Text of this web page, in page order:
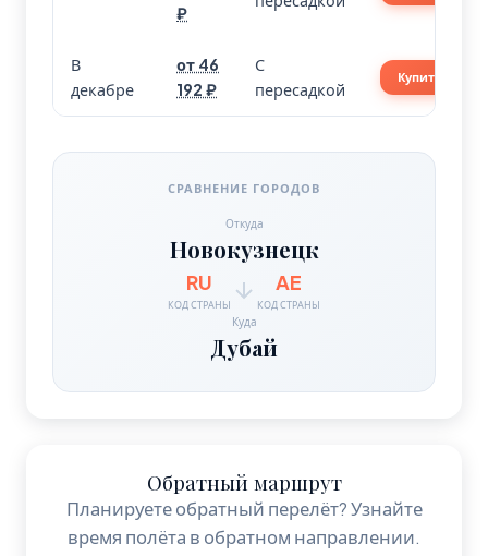
₽
В
декабре
от 46
192 ₽
С
пересадкой
Купить
СРАВНЕНИЕ ГОРОДОВ
Откуда
Новокузнецк
RU
КОД СТРАНЫ
AE
КОД СТРАНЫ
Куда
Дубай
Обратный маршрут
Планируете обратный перелёт? Узнайте
время полёта в обратном направлении.